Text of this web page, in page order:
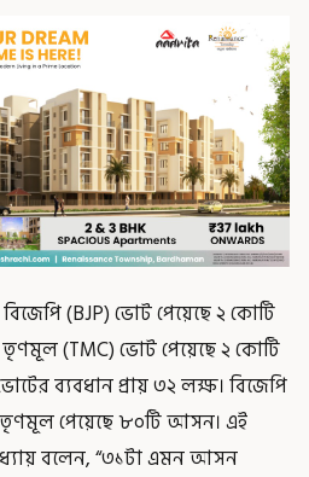
বিজেপি (BJP) ভোট পেয়েছে ২ কোটি
(TMC) ভোট পেয়েছে ২ কোটি
ব্যবধান প্রায় ৩২ লক্ষ। বিজেপি
পেয়েছে ৮০টি আসন। এই
বলেন, “৩১টা এমন আসন